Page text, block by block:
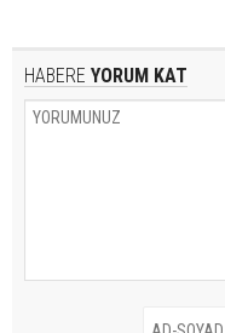
HABERE YORUM KAT